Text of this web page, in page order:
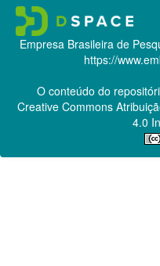
Empresa Brasileira de
https://
O conteúdo do
Creative Commons
4.0